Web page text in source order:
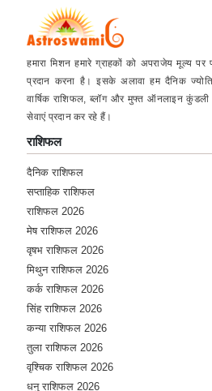
S ★★★★★
Tuesday, 06 June 2023
★★★★★
★★★★★
R ★★★★★
H ★★★★★
Monday, 22 May 2023
हमारा मिशन हमारे ग्राहकों को अपराजेय मूल्य पर
प्रदान करना है। इसके अलावा हम दैनिक
वार्षिक राशिफल, ब्लॉग और मुफ्त ऑनलाइन कुंडली
सेवाएं प्रदान कर रहे हैं।
राशिफल
दैनिक राशिफल
सप्ताहिक राशिफल
राशिफल 2026
मेष राशिफल 2026
वृषभ राशिफल 2026
मिथुन राशिफल 2026
कर्क राशिफल 2026
सिंह राशिफल 2026
कन्या राशिफल 2026
तुला राशिफल 2026
वृश्चिक राशिफल 2026
धनु राशिफल 2026